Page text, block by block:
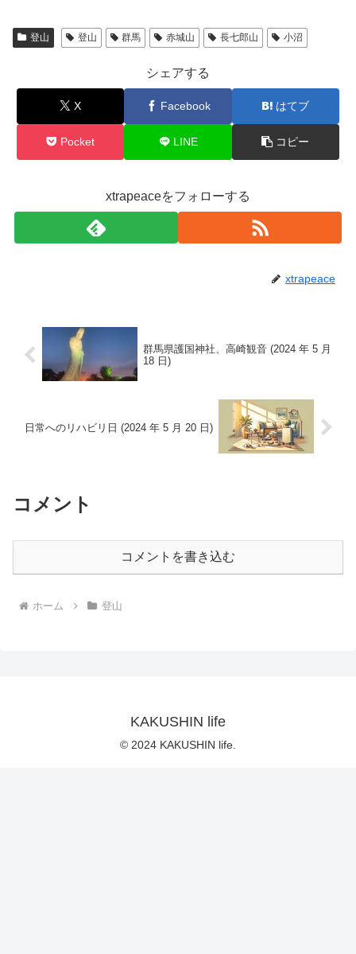
登山 登山 群馬 赤城山 長七郎山 小沼
シェアする
X Facebook はてブ
Pocket LINE コピー
xtrapeaceをフォローする
xtrapeace
群馬県護国神社、高崎観音 (2024 年 5 月
18 日)
日常へのリハビリ日 (2024 年 5 月 20 日)
コメント
コメントを書き込む
ホーム 登山
KAKUSHIN life
© 2024 KAKUSHIN life.